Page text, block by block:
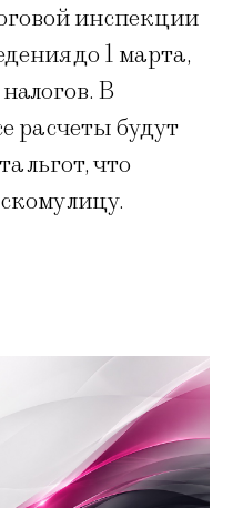
инспекции
до 1 марта,
В
расчеты будут
льгот, что
лицу.